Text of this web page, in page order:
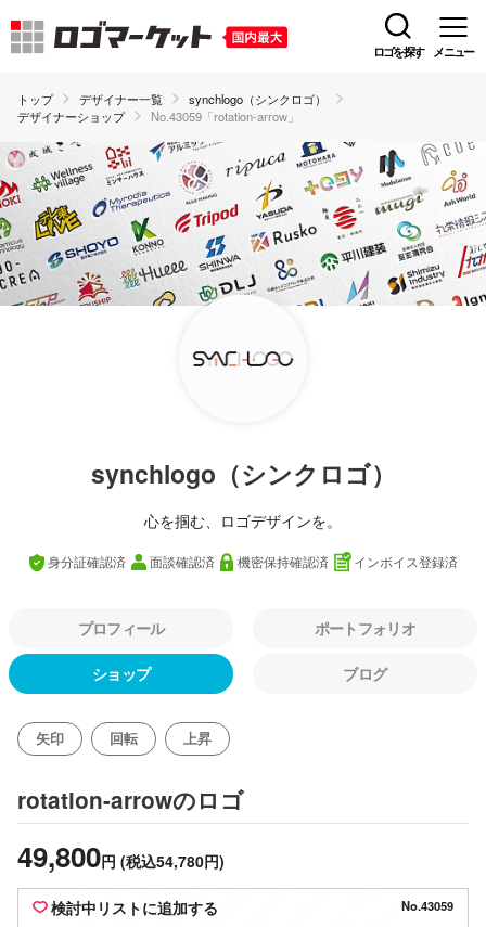
ロゴを探す メニュー
トップ デザイナー一覧
synchlogo（シンクロゴ）
デザイナーショップ
No.43059「rotation-arrow」
synchlogo（シンクロゴ）
心を掴む、ロゴデザインを。
身分証確認済 面談確認済 機密保持確認済 インボイス登録済
プロフィール ポートフォリオ
ショップ ブログ
矢印 回転 上昇
rotation-arrowのロゴ
49,800円 (税込54,780円)
検討中リストに追加する No.43059